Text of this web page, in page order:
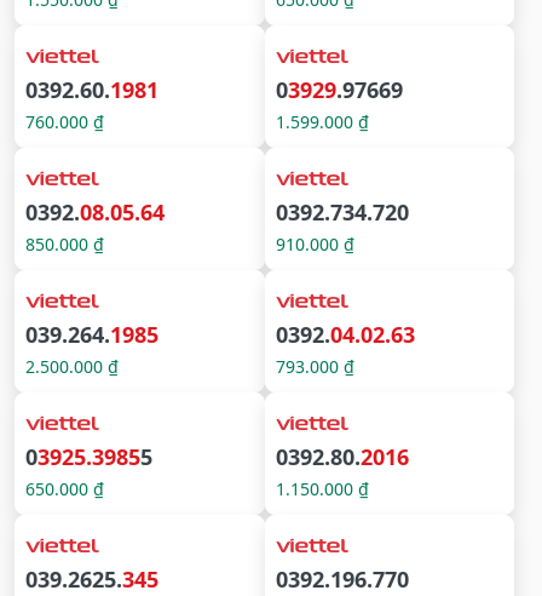
0392.60.1981
760.000 ₫
03929.97669
1.599.000 ₫
0392.08.05.64
850.000 ₫
0392.734.720
910.000 ₫
039.264.1985
2.500.000 ₫
0392.04.02.63
793.000 ₫
03925.39855
650.000 ₫
0392.80.2016
1.150.000 ₫
039.2625.345 0392.196.770